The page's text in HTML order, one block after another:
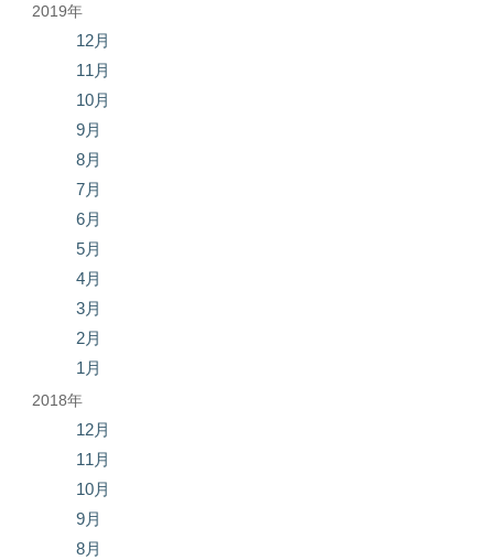
2019年
12月
11月
10月
9月
8月
7月
6月
5月
4月
3月
2月
1月
2018年
12月
11月
10月
9月
8月